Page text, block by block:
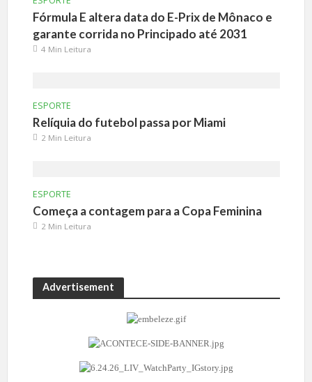
Fórmula E altera data do E-Prix de Mônaco e
garante corrida no Principado até 2031
4 Min Leitura
ESPORTE
Relíquia do futebol passa por Miami
2 Min Leitura
ESPORTE
Começa a contagem para a Copa Feminina
2 Min Leitura
Advertisement